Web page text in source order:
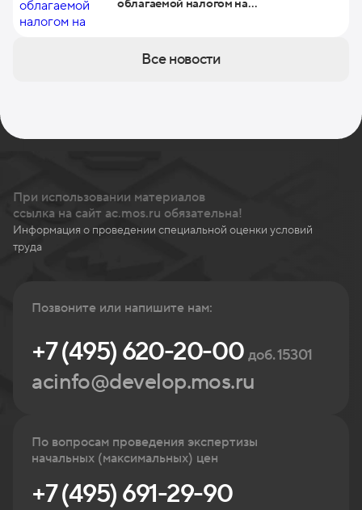
облагаемой налогом на
Все новости
При использовании материалов
ссылка на сайт ac.mos.ru обязательна!
Информация о проведении специальной оценки условий
труда
Позвоните или напишите нам:
+7 (495) 620-20-00доб. 15301
acinfo@develop.mos.ru
По вопросам проведения экспертизы
начальных (максимальных) цен
+7 (495) 691-29-90